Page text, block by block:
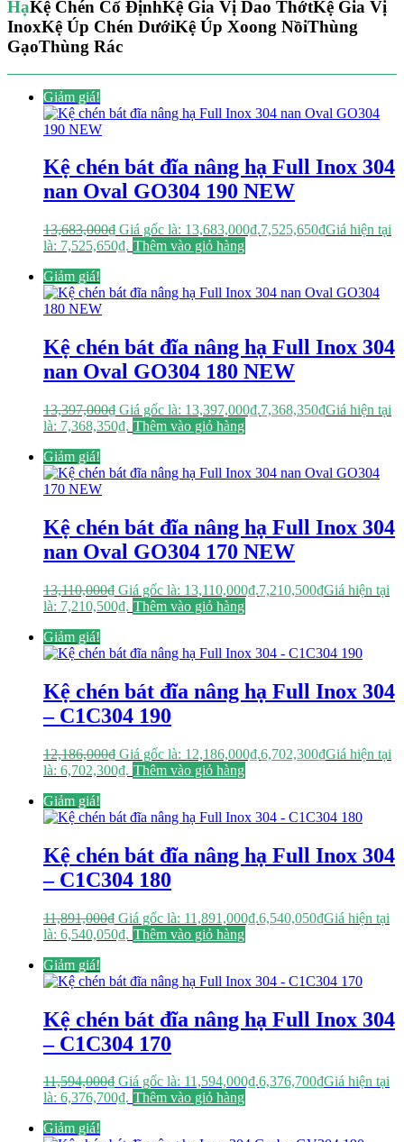
HạKệ Chén Cố ĐịnhKệ Gia Vị Dao ThớtKệ Gia Vị
InoxKệ Úp Chén DướiKệ Úp Xoong NồiThùng
GạoThùng Rác
Giảm giá!
Kệ chén bát đĩa nâng hạ Full Inox 304
nan Oval GO304 190 NEW
13,683,000₫ Giá gốc là: 13,683,000₫.7,525,650₫Giá hiện tại
là: 7,525,650₫. Thêm vào giỏ hàng
Giảm giá!
Kệ chén bát đĩa nâng hạ Full Inox 304
nan Oval GO304 180 NEW
13,397,000₫ Giá gốc là: 13,397,000₫.7,368,350₫Giá hiện tại
là: 7,368,350₫. Thêm vào giỏ hàng
Giảm giá!
Kệ chén bát đĩa nâng hạ Full Inox 304
nan Oval GO304 170 NEW
13,110,000₫ Giá gốc là: 13,110,000₫.7,210,500₫Giá hiện tại
là: 7,210,500₫. Thêm vào giỏ hàng
Giảm giá!
Kệ chén bát đĩa nâng hạ Full Inox 304
– C1C304 190
12,186,000₫ Giá gốc là: 12,186,000₫.6,702,300₫Giá hiện tại
là: 6,702,300₫. Thêm vào giỏ hàng
Giảm giá!
Kệ chén bát đĩa nâng hạ Full Inox 304
– C1C304 180
11,891,000₫ Giá gốc là: 11,891,000₫.6,540,050₫Giá hiện tại
là: 6,540,050₫. Thêm vào giỏ hàng
Giảm giá!
Kệ chén bát đĩa nâng hạ Full Inox 304
– C1C304 170
11,594,000₫ Giá gốc là: 11,594,000₫.6,376,700₫Giá hiện tại
là: 6,376,700₫. Thêm vào giỏ hàng
Giảm giá!